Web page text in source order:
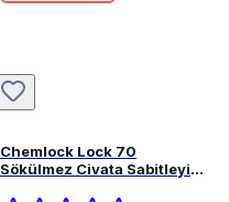
Chemlock Lock 70
Sökülmez Civata Sabitleyici